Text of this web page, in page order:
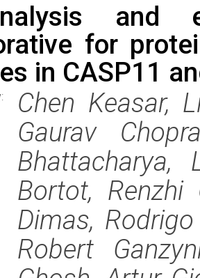
and
for
in CASP11
Chen Keasar,
Gaurav
Bhattacharya,
Bortot, Renzhi
Dimas,
Robert